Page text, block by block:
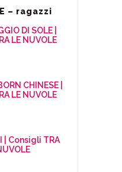
– ragazzi
DI SOLE |
LE NUVOLE
CHINESE |
LE NUVOLE
| Consigli TRA